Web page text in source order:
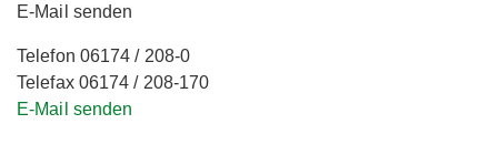
E-Mail senden
Telefon 06174 / 208-0
Telefax 06174 / 208-170
E-Mail senden